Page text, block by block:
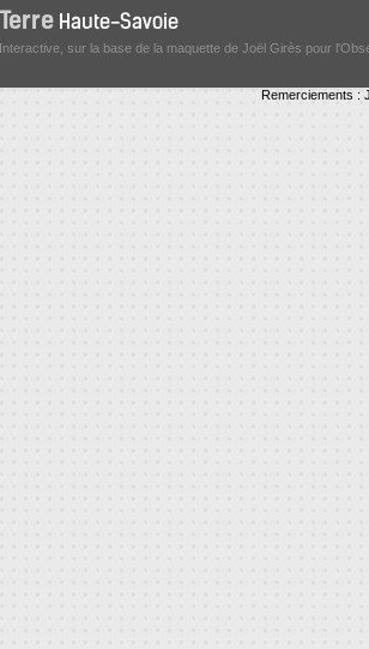
sur la base de la maquette de Joël Girès pour
Remerciements :